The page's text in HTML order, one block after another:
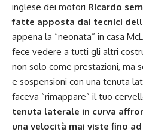
inglese dei motori Ricardo
fatte apposta dai tecnici
appena la “neonata” in casa
fece vedere a tutti gli altri
non solo come prestazioni,
e sospensioni con una tenuta
faceva “rimappare” il tuo
tenuta laterale in curva
una velocità mai viste fino